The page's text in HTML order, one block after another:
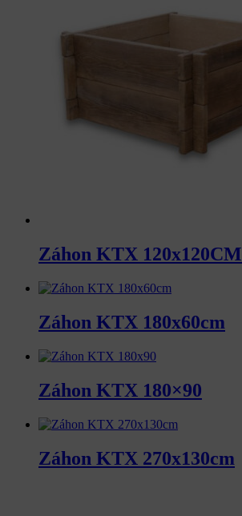
Záhon KTX 120x120CM
Záhon KTX 180x60cm
Záhon KTX 180×90
Záhon KTX 270x130cm